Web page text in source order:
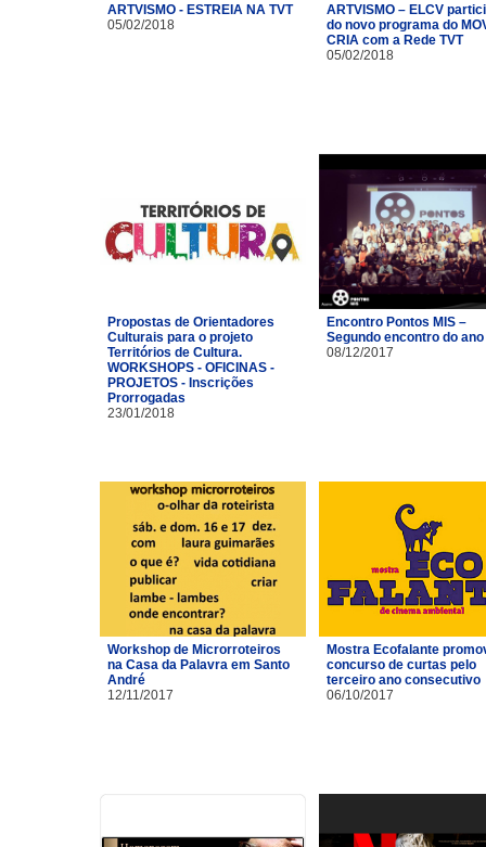
ARTVISMO - ESTREIA NA TVT
05/02/2018
ARTVISMO – ELCV
do novo programa do
CRIA com a Rede TVT
05/02/2018
Propostas de Orientadores
Culturais para o projeto
Territórios de Cultura.
WORKSHOPS - OFICINAS -
PROJETOS - Inscrições
Prorrogadas
23/01/2018
Encontro Pontos MIS –
Segundo encontro do ano
08/12/2017
Workshop de Microrroteiros
na Casa da Palavra em Santo
André
12/11/2017
Mostra Ecofalante
concurso de curtas pelo
terceiro ano consecutivo
06/10/2017